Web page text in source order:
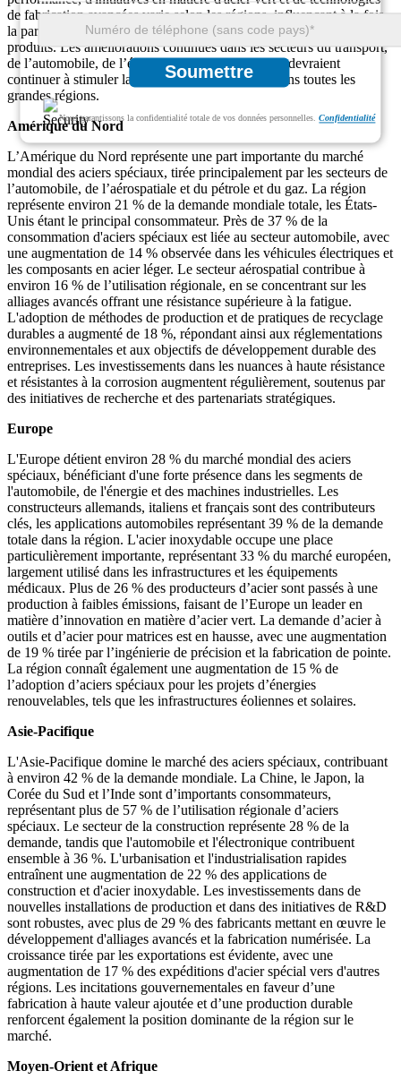
Soumettre
Nous garantissons la confidentialité totale de vos données personnelles.Confidentialité
de fabrication avancées varie selon les régions, influençant à la fois
la part de marché et le rythme de développement de nouveaux
produits. Les améliorations continues dans les secteurs du transport,
de l’automobile, de l’énergie et de la construction devraient
continuer à stimuler la demande d’acier spécial dans toutes les
grandes régions.
Amérique du Nord
L’Amérique du Nord représente une part importante du marché
mondial des aciers spéciaux, tirée principalement par les secteurs de
l’automobile, de l’aérospatiale et du pétrole et du gaz. La région
représente environ 21 % de la demande mondiale totale, les États-
Unis étant le principal consommateur. Près de 37 % de la
consommation d'aciers spéciaux est liée au secteur automobile, avec
une augmentation de 14 % observée dans les véhicules électriques et
les composants en acier léger. Le secteur aérospatial contribue à
environ 16 % de l’utilisation régionale, en se concentrant sur les
alliages avancés offrant une résistance supérieure à la fatigue.
L'adoption de méthodes de production et de pratiques de recyclage
durables a augmenté de 18 %, répondant ainsi aux réglementations
environnementales et aux objectifs de développement durable des
entreprises. Les investissements dans les nuances à haute résistance
et résistantes à la corrosion augmentent régulièrement, soutenus par
des initiatives de recherche et des partenariats stratégiques.
Europe
L'Europe détient environ 28 % du marché mondial des aciers
spéciaux, bénéficiant d'une forte présence dans les segments de
l'automobile, de l'énergie et des machines industrielles. Les
constructeurs allemands, italiens et français sont des contributeurs
clés, les applications automobiles représentant 39 % de la demande
totale dans la région. L'acier inoxydable occupe une place
particulièrement importante, représentant 33 % du marché européen,
largement utilisé dans les infrastructures et les équipements
médicaux. Plus de 26 % des producteurs d’acier sont passés à une
production à faibles émissions, faisant de l’Europe un leader en
matière d’innovation en matière d’acier vert. La demande d’acier à
outils et d’acier pour matrices est en hausse, avec une augmentation
de 19 % tirée par l’ingénierie de précision et la fabrication de pointe.
La région connaît également une augmentation de 15 % de
l’adoption d’aciers spéciaux pour les projets d’énergies
renouvelables, tels que les infrastructures éoliennes et solaires.
Asie-Pacifique
L'Asie-Pacifique domine le marché des aciers spéciaux, contribuant
à environ 42 % de la demande mondiale. La Chine, le Japon, la
Corée du Sud et l’Inde sont d’importants consommateurs,
représentant plus de 57 % de l’utilisation régionale d’aciers
spéciaux. Le secteur de la construction représente 28 % de la
demande, tandis que l'automobile et l'électronique contribuent
ensemble à 36 %. L'urbanisation et l'industrialisation rapides
entraînent une augmentation de 22 % des applications de
construction et d'acier inoxydable. Les investissements dans de
nouvelles installations de production et dans des initiatives de R&D
sont robustes, avec plus de 29 % des fabricants mettant en œuvre le
développement d'alliages avancés et la fabrication numérisée. La
croissance tirée par les exportations est évidente, avec une
augmentation de 17 % des expéditions d'acier spécial vers d'autres
régions. Les incitations gouvernementales en faveur d’une
fabrication à haute valeur ajoutée et d’une production durable
renforcent également la position dominante de la région sur le
marché.
Moyen-Orient et Afrique